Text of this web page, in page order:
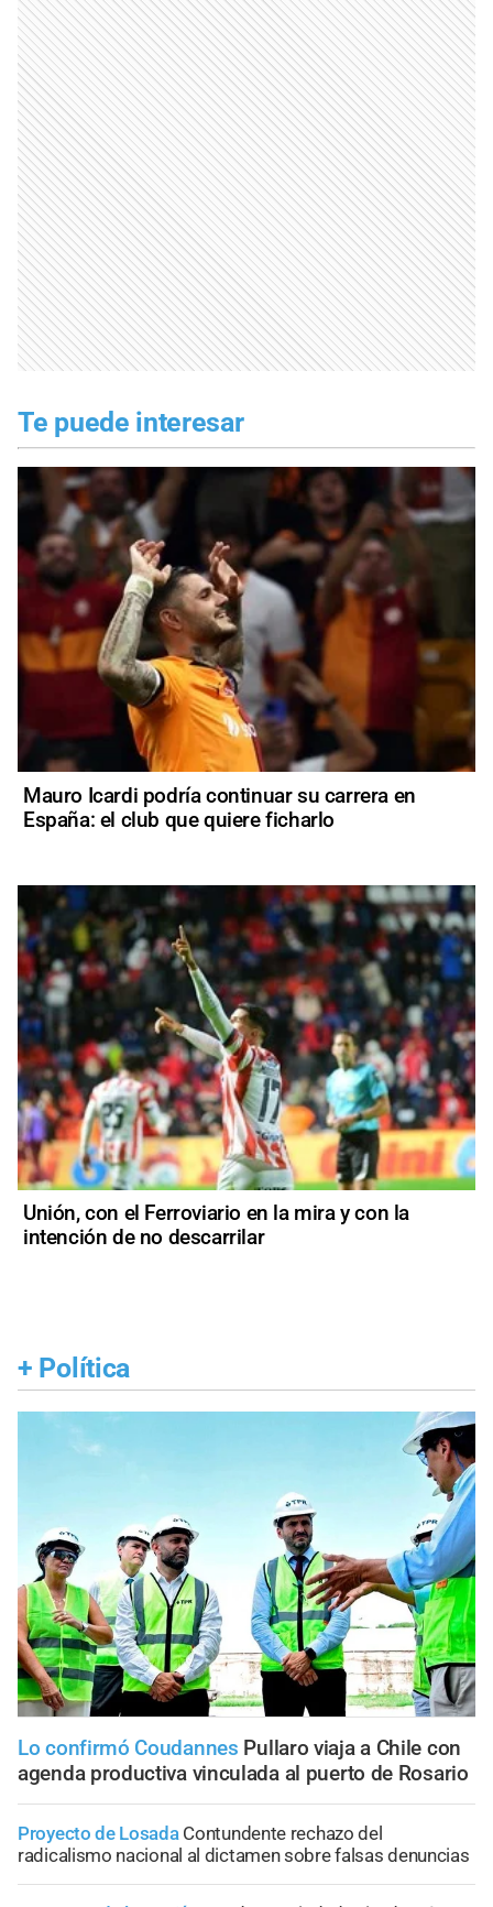
Te puede interesar
Mauro Icardi podría continuar su carrera en
España: el club que quiere ficharlo
Unión, con el Ferroviario en la mira y con la
intención de no descarrilar
+ Política
Lo confirmó Coudannes Pullaro viaja a Chile con
agenda productiva vinculada al puerto de Rosario
Proyecto de Losada Contundente rechazo del
radicalismo nacional al dictamen sobre falsas denuncias